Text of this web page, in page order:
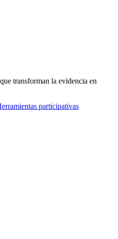
transforman la evidencia en
participativas